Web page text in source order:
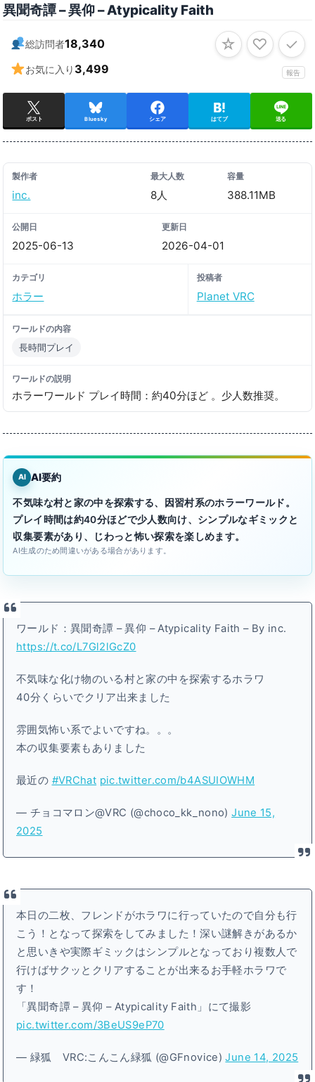
異聞奇譚 – 異仰 – Atypicality Faith
総訪問者18,340
お気に入り 3,499 報告
☆ ♡ ✓
ポスト Bluesky シェア はてブ 送る
製作者
inc․
最大人数
8人
容量
388.11MB
公開日
2025-06-13
更新日
2026-04-01
カテゴリ
ホラー
投稿者
Planet VRC
ワールドの内容
長時間プレイ
ワールドの説明
ホラーワールド プレイ時間：約40分ほど 。少人数推奨。
AI AI要約
不気味な村と家の中を探索する、因習村系のホラーワールド。
プレイ時間は約40分ほどで少人数向け、シンプルなギミックと
収集要素があり、じわっと怖い探索を楽しめます。
AI生成のため間違いがある場合があります。
ワールド：異聞奇譚 – 異仰 – Atypicality Faith – By inc․
https://t.co/L7Gl2lGcZ0
不気味な化け物のいる村と家の中を探索するホラワ
40分くらいでクリア出来ました
雰囲気怖い系でよいですね。。。
本の収集要素もありました
最近の #VRChat pic.twitter.com/b4ASUIOWHM
— チョコマロン@VRC (@choco_kk_nono)June 15,
2025
本日の二枚、フレンドがホラワに行っていたので自分も行
こう！となって探索をしてみました！深い謎解きがあるか
と思いきや実際ギミックはシンプルとなっており複数人で
行けばサクッとクリアすることが出来るお手軽ホラワで
す！
「異聞奇譚 – 異仰 – Atypicality Faith」にて撮影
pic.twitter.com/3BeUS9eP70
— 緑狐 VRC:こんこん緑狐 (@GFnovice)June 14, 2025